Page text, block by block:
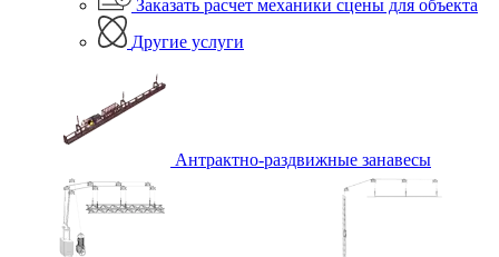
Заказать расчет механики сцены для объекта
Другие услуги
Антрактно-раздвижные занавесы